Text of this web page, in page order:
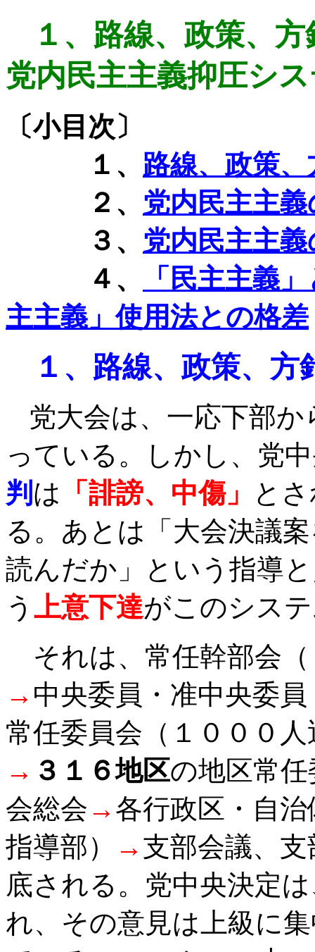
１、路線、政策、
党内民主主義抑圧シ
〔小目次〕
１、 路線、政策
２、 党内民主主
３、 党内民主主
４、
「民主主義
主主義」使用法との格差
１、路線、政策、
党大会は、一応下部
っている。しかし、党
判 は 「誹謗、中傷」
と
る。あとは「大会決議
読んだか」という指導
う 上意下達がこのシス
それは、常任幹部会（
→ 中央委員・准中央委
常任委員会（１０００
→ ３１６地区の地区常
会総会 → 各行政区・自
指導部）
→ 支部会議、
底される。党中央決定
れ、その意見は上級に